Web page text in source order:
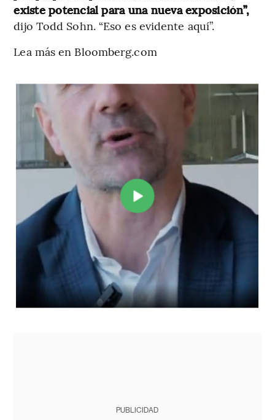
existe potencial para una nueva exposición”,
dijo Todd Sohn. “Eso es evidente aquí”.
Lea más en Bloomberg.com
PUBLICIDAD